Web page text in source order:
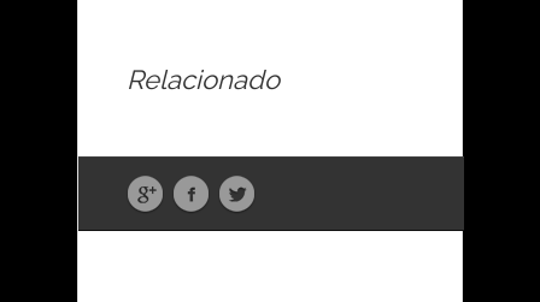
Relacionado